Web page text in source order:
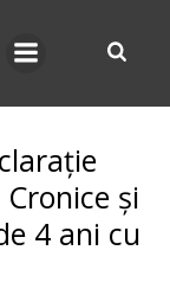
și
4 ani cu